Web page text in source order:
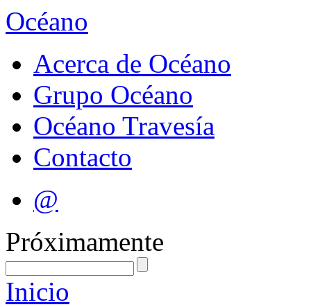
Océano
Acerca de Océano
Grupo Océano
Océano Travesía
Contacto
@
Próximamente
Inicio